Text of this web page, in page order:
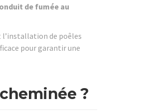
de fumée au
l’installation de poêles
pour garantir une
?